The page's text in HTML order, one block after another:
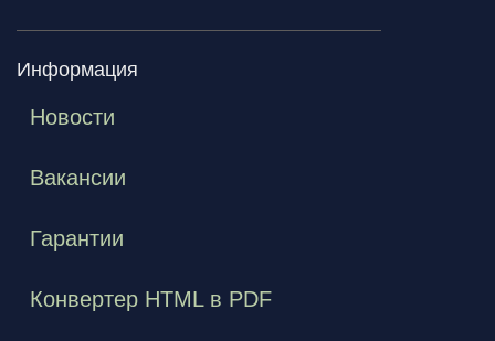
Информация
Новости
Вакансии
Гарантии
Конвертер HTML в PDF